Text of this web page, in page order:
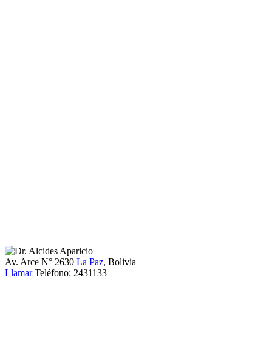
Av. Arce N° 2630 La Paz, Bolivia
Llamar Teléfono: 2431133